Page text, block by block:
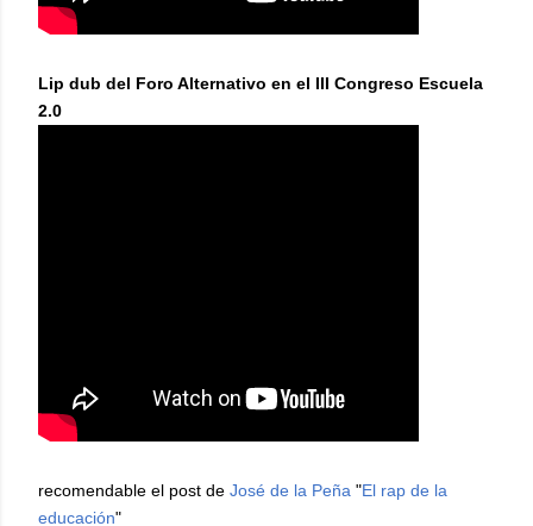
Lip dub del Foro Alternativo en el III Congreso Escuela
2.0
recomendable el post de José de la Peña "El rap de la
educación"